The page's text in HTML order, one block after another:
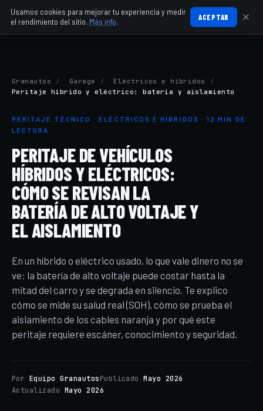
Granautos / Garage / Eléctricos e híbridos
/
Peritaje híbrido y eléctrico: batería y aislamiento
PERITAJE TÉCNICO · ELÉCTRICOS E HÍBRIDOS · 12 MIN DE
LECTURA
PERITAJE DE VEHÍCULOS
HÍBRIDOS Y ELÉCTRICOS:
CÓMO SE REVISAN LA
BATERÍA DE ALTO VOLTAJE Y
EL AISLAMIENTO
En un híbrido o eléctrico usado, lo que vale dinero no se
ve: la batería de alto voltaje puede costar hasta la
mitad del carro y se degrada en silencio. Te explico
cómo se mide su salud real (SOH), cómo se prueba el
aislamiento de los cables naranja y por qué este
peritaje requiere escáner, conocimiento y seguridad.
Por Equipo GranautosPublicadoMayo 2026
Actualizado Mayo 2026
Usamos cookies para mejorar tu experiencia y medir
el rendimiento del sitio. Más info. ACEPTAR